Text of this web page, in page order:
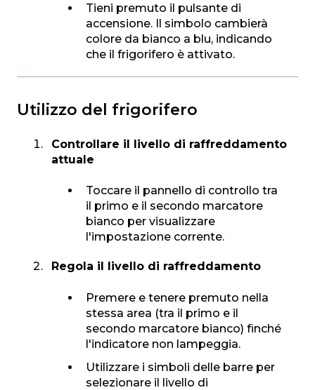
Tieni premuto il pulsante di
accensione. Il simbolo cambierà
colore da bianco a blu, indicando
che il frigorifero è attivato.
Utilizzo del frigorifero
Controllare il livello di raffreddamento
attuale
Toccare il pannello di controllo tra
il primo e il secondo marcatore
bianco per visualizzare
l'impostazione corrente.
Regola il livello di raffreddamento
Premere e tenere premuto nella
stessa area (tra il primo e il
secondo marcatore bianco) finché
l'indicatore non lampeggia.
Utilizzare i simboli delle barre per
selezionare il livello di